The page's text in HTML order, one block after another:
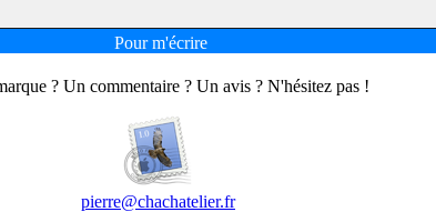
Pour m'écrire
? Un commentaire ? Un avis ? N'hésitez pas !
pierre@chachatelier.fr